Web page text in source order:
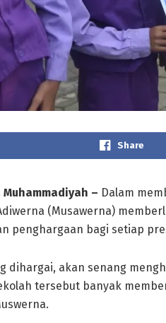
Share
Muhammadiyah – Dalam
(Musawerna)
penghargaan bagi setiap
dihargai, akan senang
tersebut banyak